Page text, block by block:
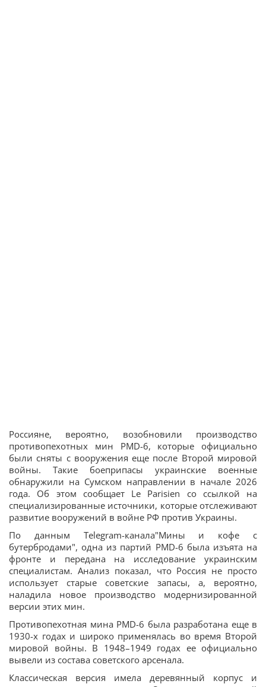
Россияне, вероятно, возобновили производство
противопехотных мин PMD-6, которые официально
были сняты с вооружения еще после Второй мировой
войны. Такие боеприпасы украинские военные
обнаружили на Сумском направлении в начале 2026
года. Об этом сообщает Le Parisien со ссылкой на
специализированные источники, которые отслеживают
развитие вооружений в войне РФ против Украины.
По данным Telegram-канала"Мины и кофе с
бутербродами", одна из партий PMD-6 была изъята на
фронте и передана на исследование украинским
специалистам. Анализ показал, что Россия не просто
использует старые советские запасы, а, вероятно,
наладила новое производство модернизированной
версии этих мин.
Противопехотная мина PMD-6 была разработана еще в
1930-х годах и широко применялась во время Второй
мировой войны. В 1948–1949 годах ее официально
вывели из состава советского арсенала.
Классическая версия имела деревянный корпус и